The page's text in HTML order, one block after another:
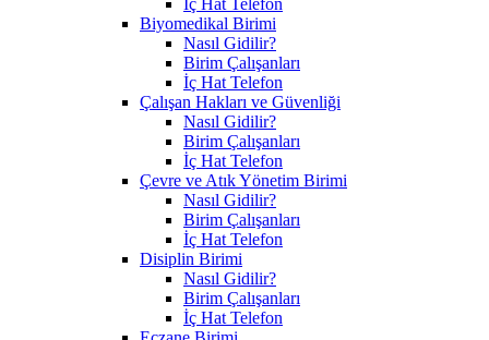
Biyomedikal Birimi
Nasıl Gidilir?
Birim Çalışanları
İç Hat Telefon
Çalışan Hakları ve Güvenliği
Nasıl Gidilir?
Birim Çalışanları
İç Hat Telefon
Çevre ve Atık Yönetim Birimi
Nasıl Gidilir?
Birim Çalışanları
İç Hat Telefon
Disiplin Birimi
Nasıl Gidilir?
Birim Çalışanları
İç Hat Telefon